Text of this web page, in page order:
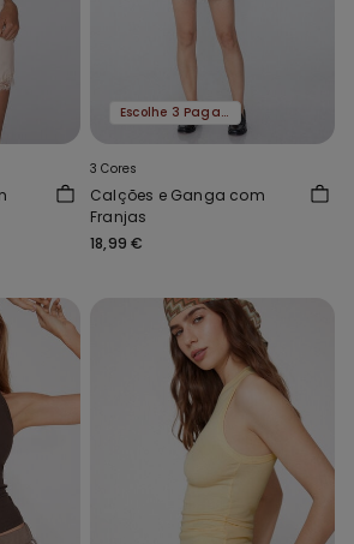
Escolhe 3 Paga 2
3 Cores
Calções e Ganga com
Franjas
18,99 €